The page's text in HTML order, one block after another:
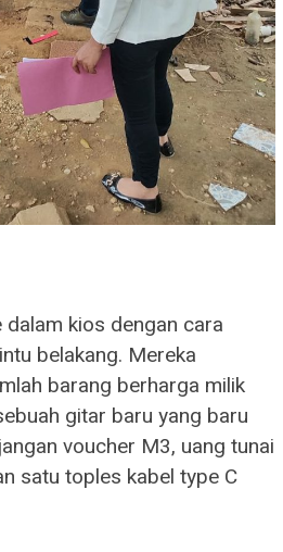
dalam kios dengan cara
belakang. Mereka
barang berharga milik
gitar baru yang baru
voucher M3, uang tunai
satu toples kabel type C